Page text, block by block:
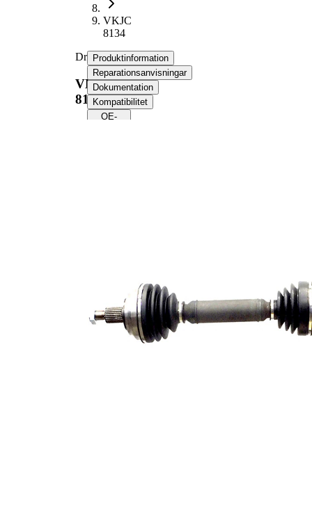
VKJC
8134
Drivaxel
VKJC
8134
Produktinformation
Reparationsanvisningar
Dokumentation
Kompatibilitet
OE-
Kompletteringsartikel/tilläggsinfo
lager
Leddiameter hjulsida
90,9 mm
Leddiameter växellådssida